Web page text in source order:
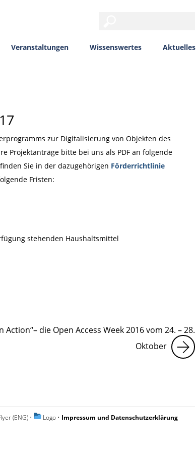
Veranstaltungen Wissenswertes Aktuelles
zur Digitalisierung von Objekten des
Projektanträge bitte bei uns als PDF an folgende
Sie in der dazugehörigen Förderrichtlinie
Fristen:
stehenden Haushaltsmittel
Action“– die Open Access Week 2016 vom 24. – 28.
Oktober
(ENG) • Logo • Impressum und Datenschutzerklärung